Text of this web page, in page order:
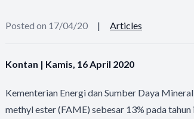
Posted on 17/04/20 | Articles
Kontan | Kamis, 16 April 2020
Kementerian Energi dan Sumber Daya
methyl ester (FAME) sebesar 13% pada